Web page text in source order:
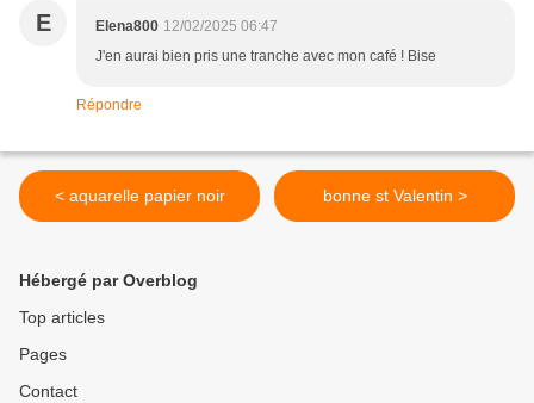
E Elena800 12/02/2025 06:47
J'en aurai bien pris une tranche avec mon café ! Bise
Répondre
< aquarelle papier noir bonne st Valentin >
Hébergé par Overblog
Top articles
Pages
Contact